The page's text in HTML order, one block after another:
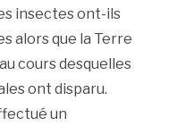
insectes ont-ils
alors que la Terre
cours desquelles
ont disparu.
un